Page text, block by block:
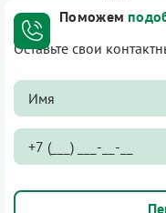
Поможем
Оставьте свои